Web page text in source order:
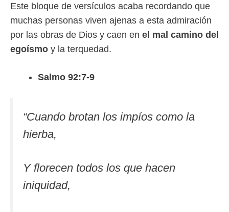
Este bloque de versículos acaba recordando que
muchas personas viven ajenas a esta admiración
por las obras de Dios y caen en el mal camino del
egoísmo y la terquedad.
Salmo 92:7-9
“Cuando brotan los impíos como la
hierba,
Y florecen todos los que hacen
iniquidad,